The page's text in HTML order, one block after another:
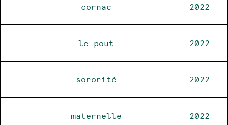
cornac 2022
le pout 2022
sororité 2022
maternelle 2022